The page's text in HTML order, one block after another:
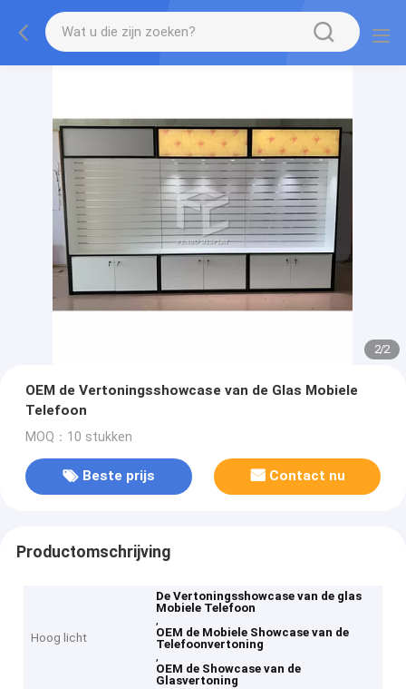
2/2
OEM de Vertoningsshowcase van de Glas Mobiele
Telefoon
MOQ：10 stukken
Beste prijs Contact nu
Productomschrijving
Hoog licht
De Vertoningsshowcase van de glas
Mobiele Telefoon
,
OEM de Mobiele Showcase van de
Telefoonvertoning
,
OEM de Showcase van de
Glasvertoning